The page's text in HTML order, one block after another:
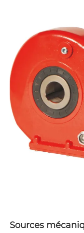
Sources